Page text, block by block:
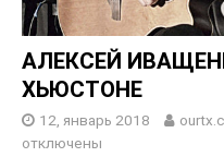
АЛЕКСЕЙ
ХЬЮСТОНЕ
12, январь 2018
отключены